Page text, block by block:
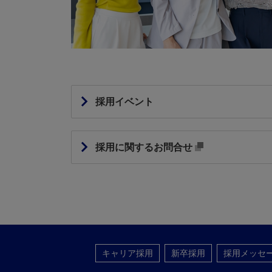
採用イベント
採用に関するお問合せ
キャリア採用 新卒採用 採用メッセ